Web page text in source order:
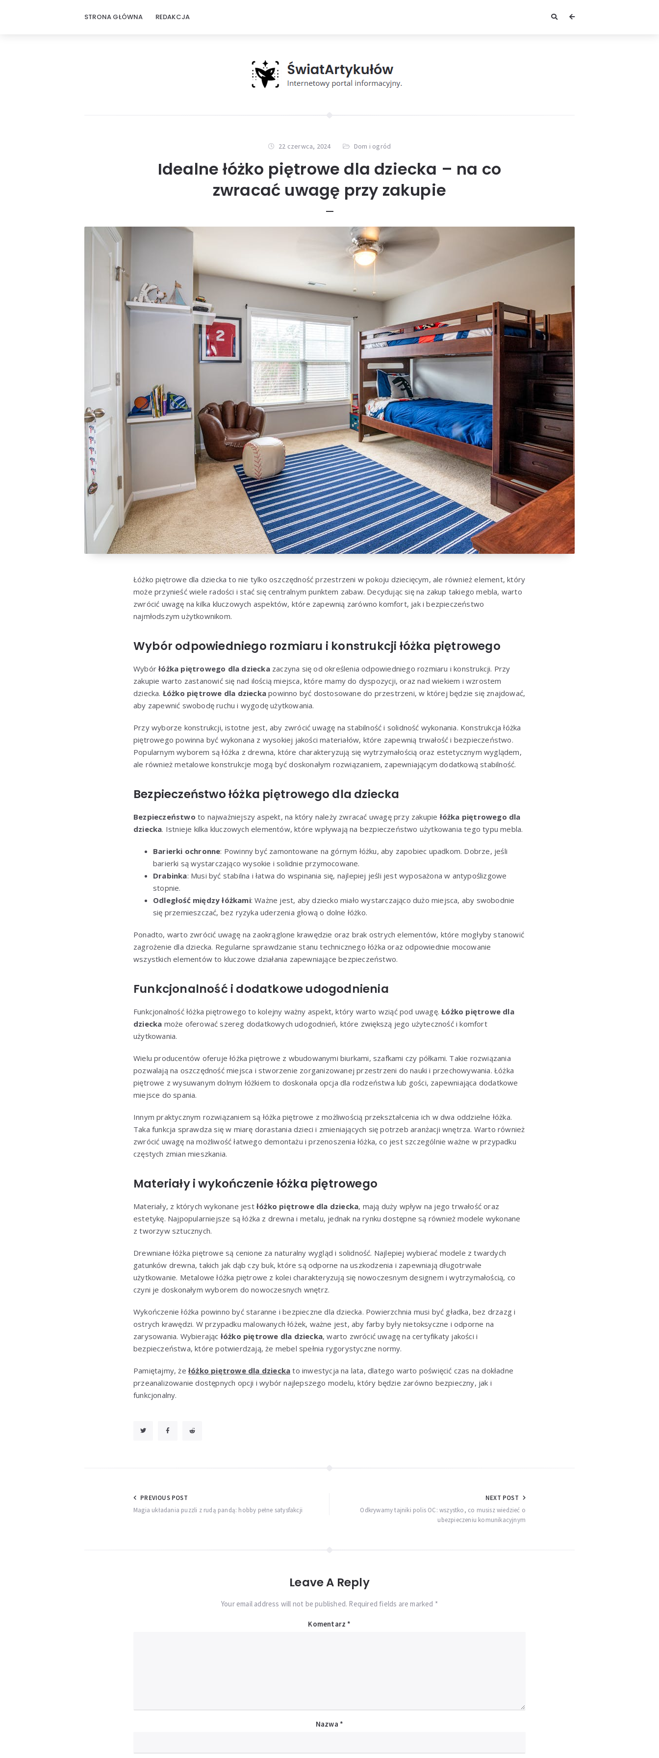
STRONA GŁÓWNA REDAKCJA
22 czerwca, 2024 Dom i ogród
Idealne łóżko piętrowe dla dziecka – na co
zwracać uwagę przy zakupie
Łóżko piętrowe dla dziecka to nie tylko oszczędność przestrzeni w pokoju dziecięcym, ale również element, który
może przynieść wiele radości i stać się centralnym punktem zabaw. Decydując się na zakup takiego mebla, warto
zwrócić uwagę na kilka kluczowych aspektów, które zapewnią zarówno komfort, jak i bezpieczeństwo
najmłodszym użytkownikom.
Wybór odpowiedniego rozmiaru i konstrukcji łóżka piętrowego
Wybórłóżka piętrowego dla dzieckazaczyna się od określenia odpowiedniego rozmiaru i konstrukcji. Przy
zakupie warto zastanowić się nad ilością miejsca, które mamy do dyspozycji, oraz nad wiekiem i wzrostem
dziecka. Łóżko piętrowe dla dziecka powinno być dostosowane do przestrzeni, w której będzie się znajdować,
aby zapewnić swobodę ruchu i wygodę użytkowania.
Przy wyborze konstrukcji, istotne jest, aby zwrócić uwagę na stabilność i solidność wykonania. Konstrukcja łóżka
piętrowego powinna być wykonana z wysokiej jakości materiałów, które zapewnią trwałość i bezpieczeństwo.
Popularnym wyborem są łóżka z drewna, które charakteryzują się wytrzymałością oraz estetycznym wyglądem,
ale również metalowe konstrukcje mogą być doskonałym rozwiązaniem, zapewniającym dodatkową stabilność.
Bezpieczeństwo łóżka piętrowego dla dziecka
Bezpieczeństwo to najważniejszy aspekt, na który należy zwracać uwagę przy zakupie łóżka piętrowego dla
dziecka. Istnieje kilka kluczowych elementów, które wpływają na bezpieczeństwo użytkowania tego typu mebla.
Barierki ochronne: Powinny być zamontowane na górnym łóżku, aby zapobiec upadkom. Dobrze, jeśli
barierki są wystarczająco wysokie i solidnie przymocowane.
Drabinka: Musi być stabilna i łatwa do wspinania się, najlepiej jeśli jest wyposażona w antypoślizgowe
stopnie.
Odległość między łóżkami: Ważne jest, aby dziecko miało wystarczająco dużo miejsca, aby swobodnie
się przemieszczać, bez ryzyka uderzenia głową o dolne łóżko.
Ponadto, warto zwrócić uwagę na zaokrąglone krawędzie oraz brak ostrych elementów, które mogłyby stanowić
zagrożenie dla dziecka. Regularne sprawdzanie stanu technicznego łóżka oraz odpowiednie mocowanie
wszystkich elementów to kluczowe działania zapewniające bezpieczeństwo.
Funkcjonalność i dodatkowe udogodnienia
Funkcjonalność łóżka piętrowego to kolejny ważny aspekt, który warto wziąć pod uwagę.Łóżko piętrowe dla
dziecka może oferować szereg dodatkowych udogodnień, które zwiększą jego użyteczność i komfort
użytkowania.
Wielu producentów oferuje łóżka piętrowe z wbudowanymi biurkami, szafkami czy półkami. Takie rozwiązania
pozwalają na oszczędność miejsca i stworzenie zorganizowanej przestrzeni do nauki i przechowywania. Łóżka
piętrowe z wysuwanym dolnym łóżkiem to doskonała opcja dla rodzeństwa lub gości, zapewniająca dodatkowe
miejsce do spania.
Innym praktycznym rozwiązaniem są łóżka piętrowe z możliwością przekształcenia ich w dwa oddzielne łóżka.
Taka funkcja sprawdza się w miarę dorastania dzieci i zmieniających się potrzeb aranżacji wnętrza. Warto również
zwrócić uwagę na możliwość łatwego demontażu i przenoszenia łóżka, co jest szczególnie ważne w przypadku
częstych zmian mieszkania.
Materiały i wykończenie łóżka piętrowego
Materiały, z których wykonane jest łóżko piętrowe dla dziecka, mają duży wpływ na jego trwałość oraz
estetykę. Najpopularniejsze są łóżka z drewna i metalu, jednak na rynku dostępne są również modele wykonane
z tworzyw sztucznych.
Drewniane łóżka piętrowe są cenione za naturalny wygląd i solidność. Najlepiej wybierać modele z twardych
gatunków drewna, takich jak dąb czy buk, które są odporne na uszkodzenia i zapewniają długotrwałe
użytkowanie. Metalowe łóżka piętrowe z kolei charakteryzują się nowoczesnym designem i wytrzymałością, co
czyni je doskonałym wyborem do nowoczesnych wnętrz.
Wykończenie łóżka powinno być staranne i bezpieczne dla dziecka. Powierzchnia musi być gładka, bez drzazg i
ostrych krawędzi. W przypadku malowanych łóżek, ważne jest, aby farby były nietoksyczne i odporne na
zarysowania. Wybierając łóżko piętrowe dla dziecka, warto zwrócić uwagę na certyfikaty jakości i
bezpieczeństwa, które potwierdzają, że mebel spełnia rygorystyczne normy.
Pamiętajmy, że łóżko piętrowe dla dziecka to inwestycja na lata, dlatego warto poświęcić czas na dokładne
przeanalizowanie dostępnych opcji i wybór najlepszego modelu, który będzie zarówno bezpieczny, jak i
funkcjonalny.
Nawigacja
wpisu
PREVIOUS POST
Magia układania puzzli z rudą pandą: hobby pełne satysfakcji
NEXT POST
Odkrywamy tajniki polis OC: wszystko, co musisz wiedzieć o
ubezpieczeniu komunikacyjnym
Leave A Reply
Your email address will not be published. Required fields are marked *
Komentarz *
Nazwa *